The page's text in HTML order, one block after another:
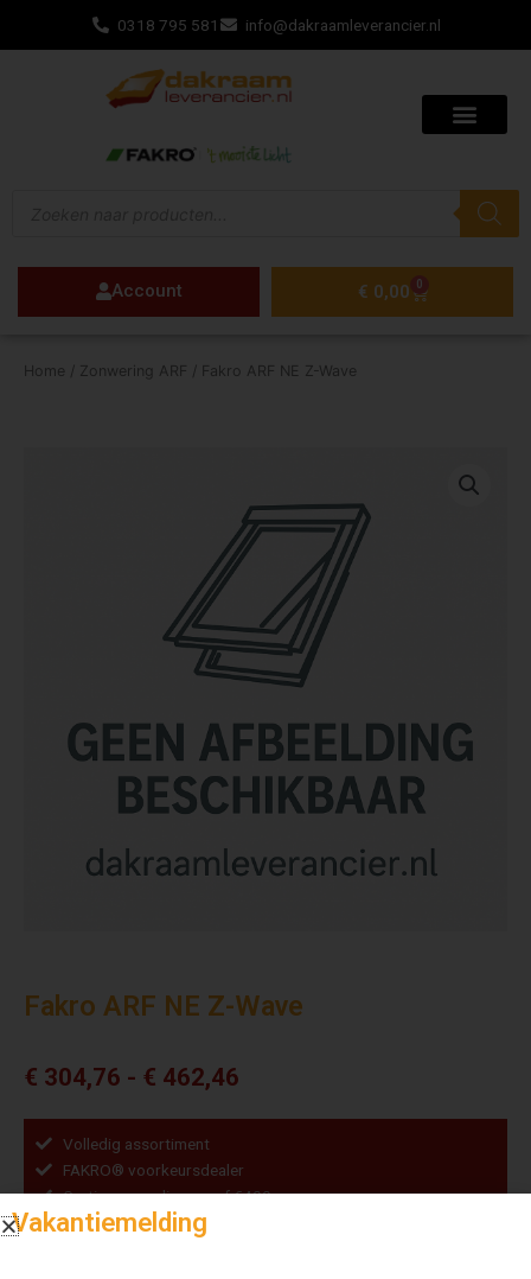
0318 795 581 info@dakraamleverancier.nl
Account € 0,00 0
Winkelwagen
Home / Zonwering ARF / Fakro ARF NE Z-Wave
Fakro ARF NE Z-Wave
€ 304,76 - € 462,46
tot
Volledig assortiment
FAKRO® voorkeursdealer
Gratis verzending vanaf €400,-
Fakro
Vakantiemelding